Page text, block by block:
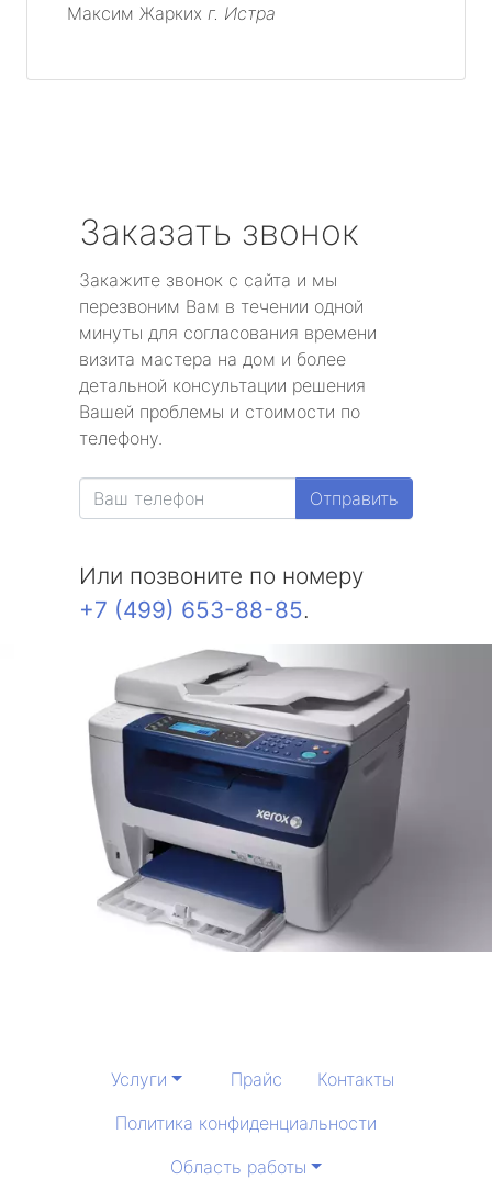
Максим Жарких г. Истра
Заказать звонок
Закажите звонок с сайта и мы
перезвоним Вам в течении одной
минуты для согласования времени
визита мастера на дом и более
детальной консультации решения
Вашей проблемы и стоимости по
телефону.
Отправить
Или позвоните по номеру
+7 (499) 653-88-85.
Услуги Прайс
Контакты
Политика конфиденциальности
Область работы